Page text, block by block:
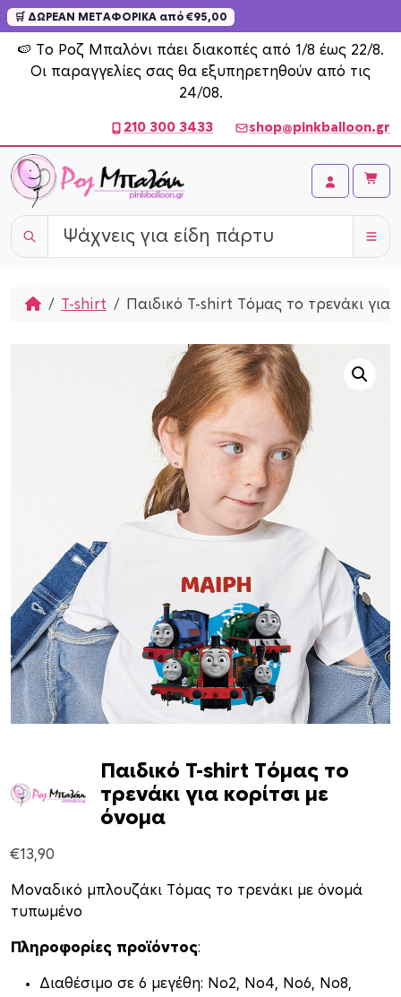
🛒 ΔΩΡΕΑΝ ΜΕΤΑΦΟΡΙΚΑ από €95,00
🍉 Το Ροζ Μπαλόνι πάει διακοπές από 1/8 έως 22/8.
Οι παραγγελίες σας θα εξυπηρετηθούν από τις
24/08.
Skip to content
210 300 3433 shop@pinkballoon.gr
Account
Cart
HomeT-shirt Παιδικό T-shirt Τόμας το τρενάκι για
Παιδικό T-shirt Τόμας το
τρενάκι για κορίτσι με
όνομα
€13,90
Μοναδικό μπλουζάκι Τόμας το τρενάκι με όνομά
τυπωμένο
Πληροφορίες προϊόντος:
Διαθέσιμο σε 6 μεγέθη: Νο2, Νο4, Νο6, Νο8,